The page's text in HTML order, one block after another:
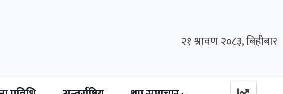
२१ श्रावण २०८३, बिहीबार